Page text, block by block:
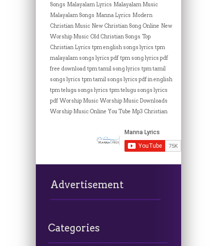
Songs Malayalam Lyrics Malayalam Music
Malayalam Songs Manna Lyrics Modern
Christian Music New Christian Song Online New
Worship Music Old Christian Songs Top
Christian Lyrics tpm english songs lyrics tpm
malayalam songs lyrics pdf tpm song lyrics pdf
free download tpm tamil song lyrics tpm tamil
songs lyrics tpm tamil songs lyrics pdf in english
tpm telugu songs lyrics tpm telugu songs lyrics
pdf Worship Music Worship Music Downloads
Worship Music Online You Tube Mp3 Christian
Advertisement
Categories